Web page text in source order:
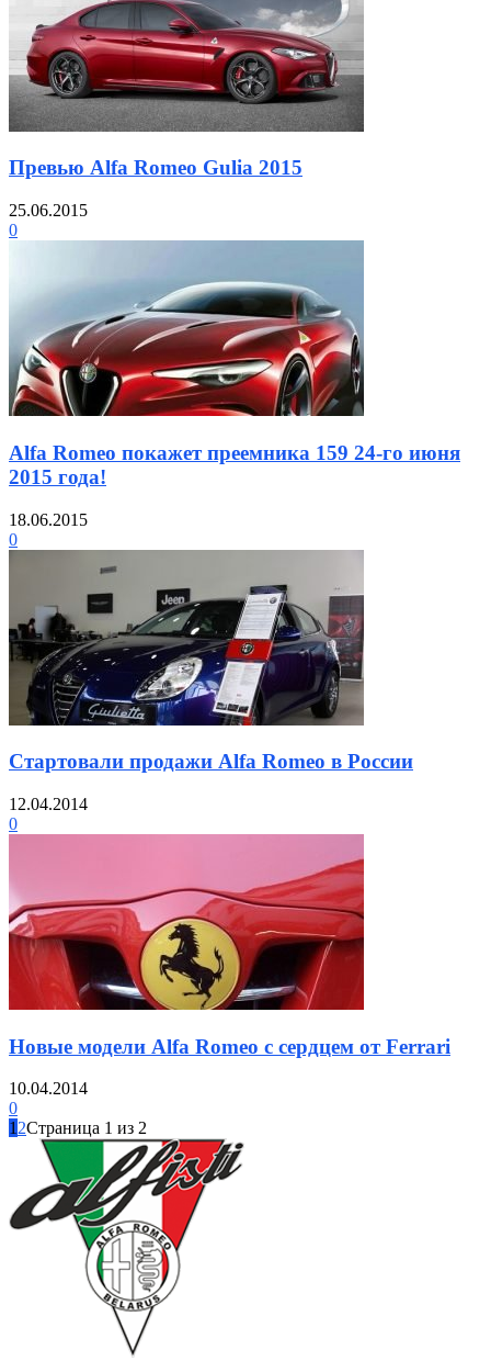
Превью Alfa Romeo Gulia 2015
25.06.2015
0
Alfa Romeo покажет преемника 159 24-го июня
2015 года!
18.06.2015
0
Стартовали продажи Alfa Romeo в России
12.04.2014
0
Новые модели Alfa Romeo с сердцем от Ferrari
10.04.2014
0
12Страница 1 из 2